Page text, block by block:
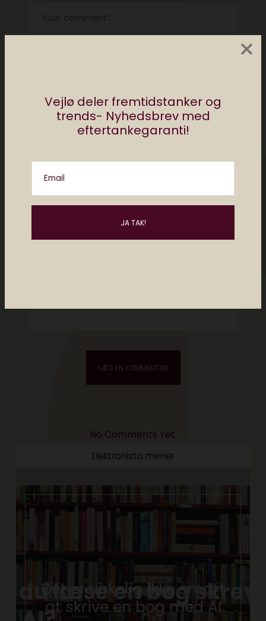
Vejlø deler fremtidstanker og
trends- Nyhedsbrev med
eftertankegaranti!
Email
×
No Comments Yet.
Elektronista mener
Det er virkelig ikke smart
at skrive en bog med AI